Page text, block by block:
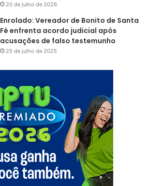
20 de julho de 2026
Enrolado: Vereador de Bonito de Santa
Fé enfrenta acordo judicial após
acusações de falso testemunho
25 de julho de 2025